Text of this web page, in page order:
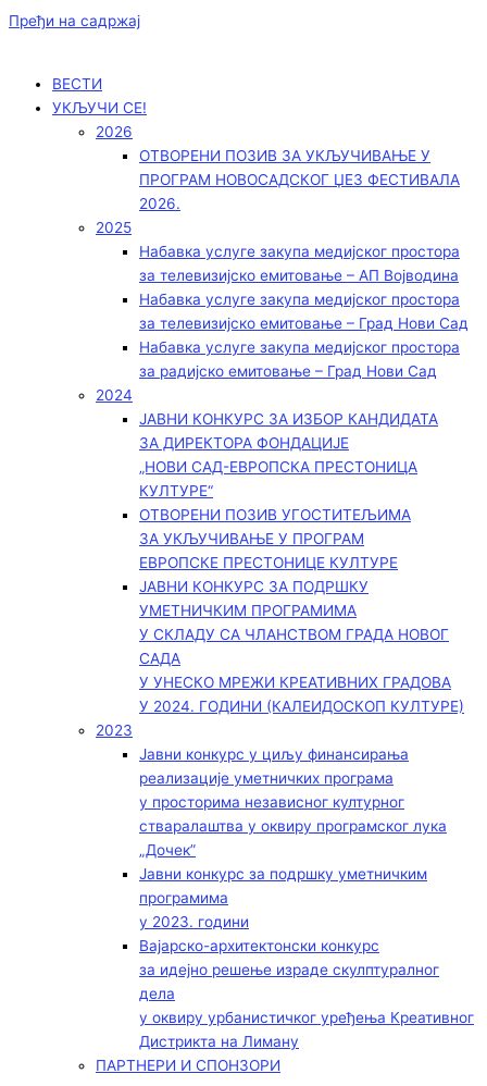
Пређи на садржај
ВЕСТИ
УКЉУЧИ СЕ!
2026
ОТВОРЕНИ ПОЗИВ ЗА УКЉУЧИВАЊЕ У
ПРОГРАМ НОВОСАДСКОГ ЏЕЗ ФЕСТИВАЛА
2026.
2025
Набавка услуге закупа медијског простора
за телевизијско емитовање – АП Војводинa
Набавка услуге закупа медијског простора
за телевизијско емитовање – Град Нови Сад
Набавка услуге закупа медијског простора
за радијско емитовање – Град Нови Сад
2024
ЈАВНИ КОНКУРС ЗА ИЗБОР КАНДИДАТА
ЗА ДИРЕКТОРА ФОНДАЦИЈЕ
„НОВИ САД-ЕВРОПСКА ПРЕСТОНИЦА
КУЛТУРЕ“
ОТВОРЕНИ ПОЗИВ УГОСТИТЕЉИМА
ЗА УКЉУЧИВАЊЕ У ПРОГРАМ
ЕВРОПСКЕ ПРЕСТОНИЦЕ КУЛТУРЕ
ЈАВНИ КОНКУРС ЗА ПОДРШКУ
УМЕТНИЧКИМ ПРОГРАМИМА
У СКЛАДУ СА ЧЛАНСТВОМ ГРАДА НОВОГ
САДА
У УНЕСКО МРЕЖИ КРЕАТИВНИХ ГРАДОВА
У 2024. ГОДИНИ (КАЛЕИДОСКОП КУЛТУРЕ)
2023
Јавни конкурс у циљу финансирања
реализације уметничких програма
у просторима независног културног
стваралаштва у оквиру програмског лука
„Дочек”
Јавни конкурс за подршку уметничким
програмима
у 2023. години
Вајарско-архитектонски конкурс
за идејно решење израде скулптуралног
дела
у оквиру урбанистичког уређења Креативног
Дистрикта на Лиману
ПАРТНЕРИ И СПОНЗОРИ